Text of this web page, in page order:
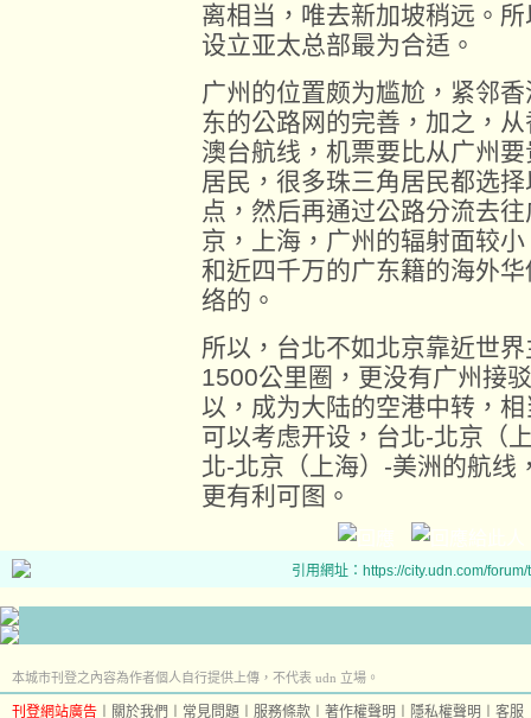
离相当，唯去新加坡稍远。
设立亚太总部最为合适。
广州的位置颇为尴尬，紧邻
东的公路网的完善，加之，
澳台航线，机票要比从广州
居民，很多珠三角居民都选
点，然后再通过公路分流去
京，上海，广州的辐射面较
和近四千万的广东籍的海外
络的。
所以，台北不如北京靠近世
1500公里圈，更没有广州接
以，成为大陆的空港中转，
可以考虑开设，台北-北京（
北-北京（上海）-美洲的航线
更有利可图。
引用網址：https://city.udn.com/
本城市刊登之內容為作者個人自行提供上傳，不代表 udn 立場。
刊登網站廣告 關於我們 常見問題 服務條款 著作權聲明 隱私權聲明 客服